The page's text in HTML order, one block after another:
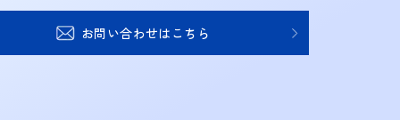
お問い合わせはこちら